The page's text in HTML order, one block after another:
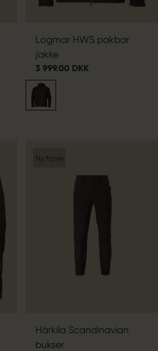
Logmar HWS pakbar
jakke
3 999.00 DKK
Ny farve
Härkila Scandinavian
bukser